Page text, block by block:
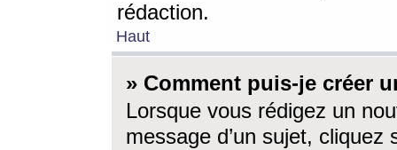
rédaction.
Haut
» Comment puis-je créer
Lorsque vous rédigez un
message d’un sujet, cliquez